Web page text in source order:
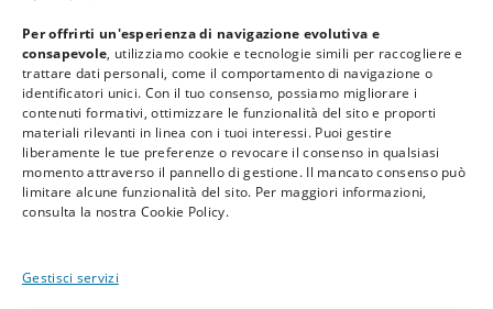
Per offrirti un'esperienza di navigazione evolutiva e
consapevole, utilizziamo cookie e tecnologie simili per raccogliere e
trattare dati personali, come il comportamento di navigazione o
identificatori unici. Con il tuo consenso, possiamo migliorare i
contenuti formativi, ottimizzare le funzionalità del sito e proporti
materiali rilevanti in linea con i tuoi interessi. Puoi gestire
liberamente le tue preferenze o revocare il consenso in qualsiasi
momento attraverso il pannello di gestione. Il mancato consenso può
limitare alcune funzionalità del sito. Per maggiori informazioni,
consulta la nostra Cookie Policy.
Gestisci servizi
Privacy Policy Cookie Policy Termini e Condizioni
© 2026 BioPsicoQuantistica® – Tutti i diritti riservati. Powered byAthena
Company